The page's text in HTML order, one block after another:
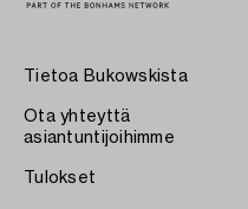
Tietoa Bukowskista
Ota yhteyttä
asiantuntijoihimme
Tulokset